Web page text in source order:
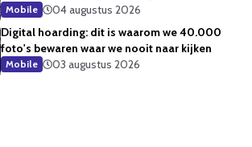
Mobile
04 augustus 2026
Digital hoarding: dit is waarom we 40.000
foto's bewaren waar we nooit naar kijken
Mobile 03 augustus 2026